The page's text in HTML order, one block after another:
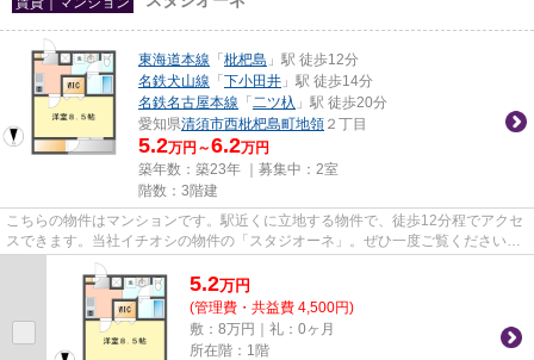
東海道本線 「 枇杷島 」駅 徒歩12分
名鉄犬山線 「 下小田井 」駅 徒歩14分
名鉄名古屋本線 「 二ツ杁 」駅 徒歩20分
愛知県清須市西枇杷島町地領 ２丁目
5.2万円～6.2万円
築年数：築23年 ｜募集中： 2室
階数：3階建
こちらの物件はマンションです。駅近くに立地する物件で、徒歩12分程でアクセ
スできます。当社イチオシの物件の「スタジオーネ」。ぜひ一度ご覧ください。
0525088245またはinfo@ngy-om...
5.2万円
(管理費・共益費 4,500円)
敷：8万円｜礼：0ヶ月
所在階：1階